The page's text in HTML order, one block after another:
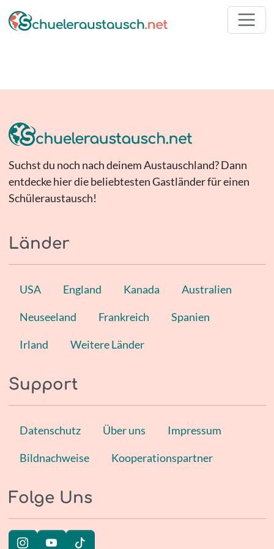
Suchst du noch nach deinem Austauschland? Dann
entdecke hier die beliebtesten Gastländer für einen
Schüleraustausch!
Länder
USA England Kanada Australien
Neuseeland Frankreich Spanien
Irland Weitere Länder
Support
Datenschutz Über uns Impressum
Bildnachweise Kooperationspartner
Folge Uns